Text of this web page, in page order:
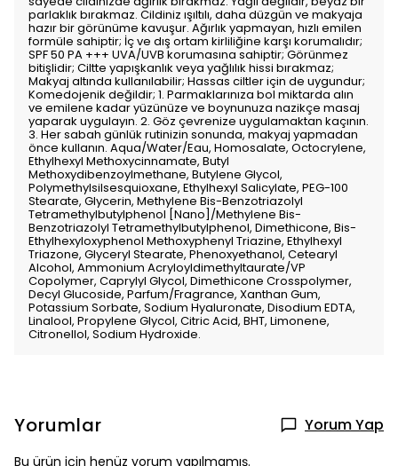
parlaklık bırakmaz. Cildiniz ışıltılı, daha düzgün ve makyaja
hazır bir görünüme kavuşur. Ağırlık yapmayan, hızlı emilen
formüle sahiptir; İç ve dış ortam kirliliğine karşı korumalıdır;
SPF 50 PA +++ UVA/UVB korumasına sahiptir; Görünmez
bitişlidir; Ciltte yapışkanlık veya yağlılık hissi bırakmaz;
Makyaj altında kullanılabilir; Hassas ciltler için de uygundur;
Komedojenik değildir; 1. Parmaklarınıza bol miktarda alın
ve emilene kadar yüzünüze ve boynunuza nazikçe masaj
yaparak uygulayın. 2. Göz çevrenize uygulamaktan kaçının.
3. Her sabah günlük rutinizin sonunda, makyaj yapmadan
önce kullanın. Aqua/Water/Eau, Homosalate, Octocrylene,
Ethylhexyl Methoxycinnamate, Butyl
Methoxydibenzoylmethane, Butylene Glycol,
Polymethylsilsesquioxane, Ethylhexyl Salicylate, PEG-100
Stearate, Glycerin, Methylene Bis-Benzotriazolyl
Tetramethylbutylphenol [Nano]/Methylene Bis-
Benzotriazolyl Tetramethylbutylphenol, Dimethicone, Bis-
Ethylhexyloxyphenol Methoxyphenyl Triazine, Ethylhexyl
Triazone, Glyceryl Stearate, Phenoxyethanol, Cetearyl
Alcohol, Ammonium Acryloyldimethyltaurate/VP
Copolymer, Caprylyl Glycol, Dimethicone Crosspolymer,
Decyl Glucoside, Parfum/Fragrance, Xanthan Gum,
Potassium Sorbate, Sodium Hyaluronate, Disodium EDTA,
Linalool, Propylene Glycol, Citric Acid, BHT, Limonene,
Citronellol, Sodium Hydroxide.
Yorumlar Yorum Yap
Bu ürün için henüz yorum yapılmamış.